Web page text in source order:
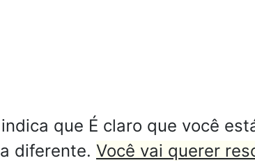
que É claro que você
diferente. Você vai querer